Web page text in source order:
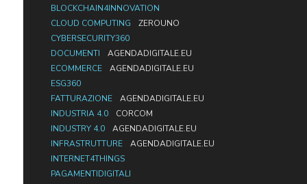
BLOCKCHAIN4INNOVATION
CLOUD COMPUTING
ZEROUNO
CYBERSECURITY360
DOCUMENTI
AGENDADIGITALE.EU
ECOMMERCE
AGENDADIGITALE.EU
ESG360
FATTURAZIONE
AGENDADIGITALE.EU
INDUSTRIA 4.0
CORCOM
INDUSTRY 4.0
AGENDADIGITALE.EU
INFRASTRUTTURE
AGENDADIGITALE.EU
INTERNET4THINGS
PAGAMENTIDIGITALI